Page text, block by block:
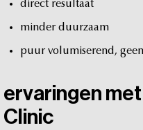
direct resultaat
minder duurzaam
puur volumiserend, geen
ervaringen met
Clinic